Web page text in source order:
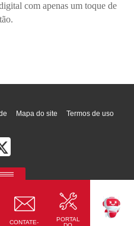
com apenas um toque de
CONTATE-
PORTAL
Mapa do site Termos de uso